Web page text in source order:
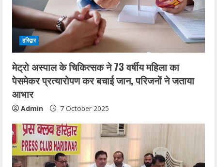
हरिद्वार
मेट्रो अस्पाल के चिकित्सक ने 73 वर्षीय महिला का
पेसमेकर प्रत्यारोपण कर बचाई जान, परिजनों ने जताया
आभार
Admin 7 October 2025